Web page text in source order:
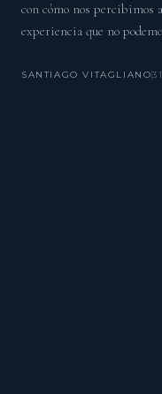
con cómo nos percibimos
experiencia que no
SANTIAGO VITAGLIANO